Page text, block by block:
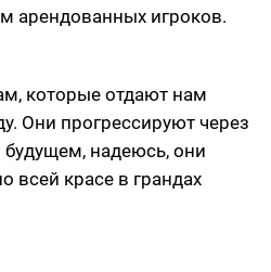
арендованных игроков.
которые отдают нам
Они прогрессируют через
надеюсь, они
всей красе в грандах